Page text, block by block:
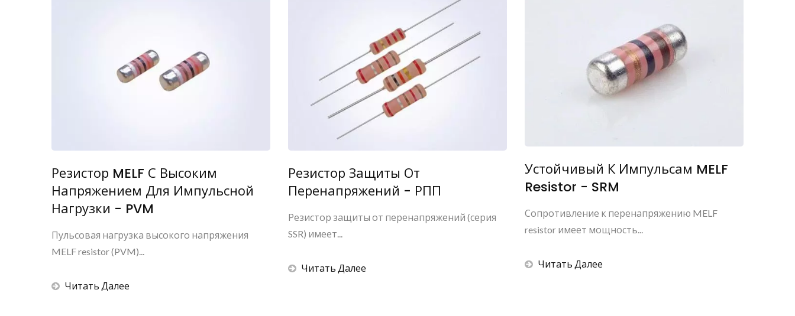
Резистор MELF С Высоким
Напряжением Для Импульсной
Нагрузки - PVM
Пульсовая нагрузка высокого напряжения
MELF resistor (PVM)...
Читать Далее
Резистор Защиты От
Перенапряжений - РПП
Резистор защиты от перенапряжений (серия
SSR) имеет...
Читать Далее
Устойчивый К Импульсам MELF
Resistor - SRM
Сопротивление к перенапряжению MELF
resistor имеет мощность...
Читать Далее